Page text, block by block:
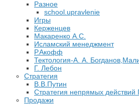
Разное
school.upravlenie
Игры
Керженцев
Макаренко А.С.
Исламский менеджмент
Р.Акофф
Тектология-А. А.
​Г. Лебон
Стратегия
В.В.Путин
​Стратегия непрямых действий
Продажи